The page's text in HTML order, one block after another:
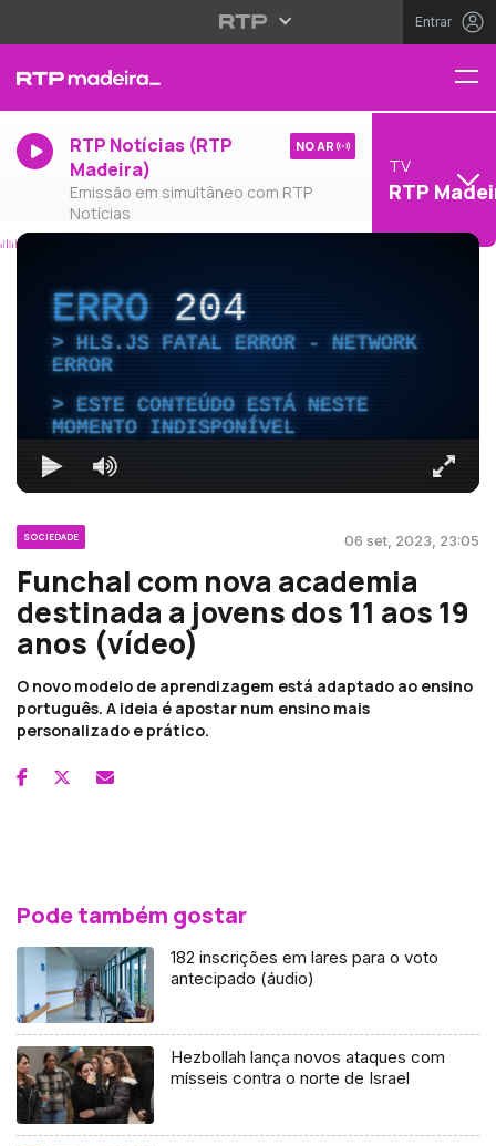
Entrar
RTP Notícias (RTP
Madeira)
Emissão em simultâneo com RTP
Notícias
NO AR
TV
RTP
ERRO204
HLS.JS FATAL ERROR - NETWORK
ERROR
ESTE CONTEÚDO ESTÁ NESTE
MOMENTO INDISPONÍVEL
SOCIEDADE 06 set, 2023, 23:05
Funchal com nova academia
destinada a jovens dos 11 aos 19
anos (vídeo)
O novo modelo de aprendizagem está adaptado ao ensino
português. A ideia é apostar num ensino mais
personalizado e prático.
Pode também gostar
182 inscrições em lares para o voto
antecipado (áudio)
Hezbollah lança novos ataques com
mísseis contra o norte de Israel